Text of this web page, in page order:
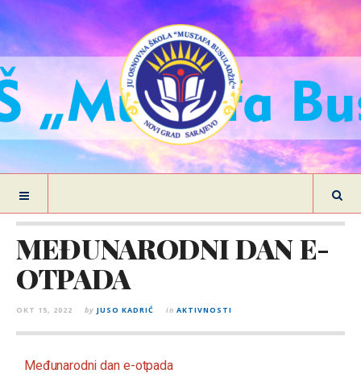
MEĐUNARODNI DAN E-
OTPADA
OKT 15, 2022 by JUSO KADRIĆ in AKTIVNOSTI
Međunarodni dan e-otpada